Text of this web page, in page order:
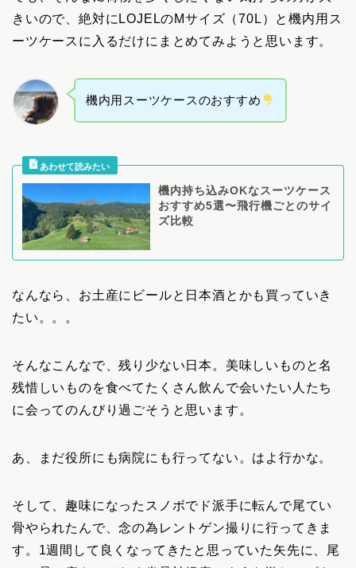
きいので、絶対にLOJELのMサイズ（70L）と機内用ス
ーツケースに入るだけにまとめてみようと思います。
機内用スーツケースのおすすめ
機内持ち込みOKなスーツケース
おすすめ5選〜飛行機ごとのサイ
ズ比較
なんなら、お土産にビールと日本酒とかも買っていき
たい。。。
そんなこんなで、残り少ない日本。美味しいものと名
残惜しいものを食べてたくさん飲んで会いたい人たち
に会ってのんびり過ごそうと思います。
あ、まだ役所にも病院にも行ってない。はよ行かな。
そして、趣味になったスノボでド派手に転んで尾てい
骨やられたんで、念の為レントゲン撮りに行ってきま
す。1週間して良くなってきたと思っていた矢先に、尾